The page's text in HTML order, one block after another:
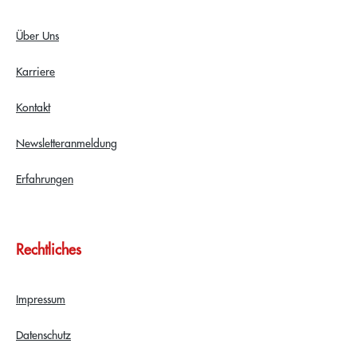
Über Uns
Karriere
Kontakt
Newsletteranmeldung
Erfahrungen
Rechtliches
Impressum
Datenschutz